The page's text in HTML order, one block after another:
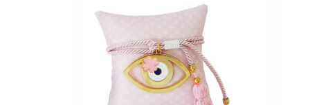
ΔΙΑΒΆΣΤΕ ΠΕΡΙΣΣΌΤΕΡΑ